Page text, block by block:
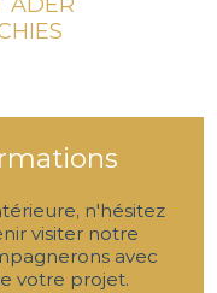
n'hésitez
visiter notre
avec
votre projet.